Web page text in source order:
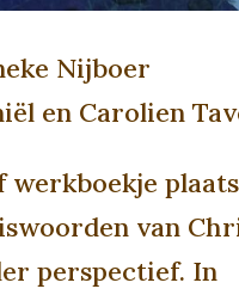
Nijboer
en Carolien
van
perspectief. In